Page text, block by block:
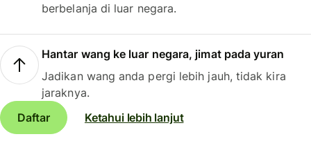
berbelanja di luar negara.
Hantar wang ke luar negara, jimat pada yuran
Jadikan wang anda pergi lebih jauh, tidak kira
jaraknya.
Daftar
Ketahui lebih lanjut